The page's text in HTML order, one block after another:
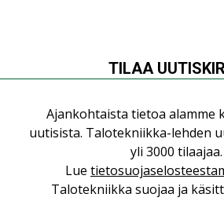
saman katon alle”
AJANKOHTAISTA
Sähköistyminen kasvaa
”Tulevat kilpailuedut
erilliset teknologiat
AJANKOHTAISTA,TILAAJILLE
Puutteellinen eristys lisää
TILAA
Ajankohtaista tietoa alamme
uutisista. Talotekniikka-lehden
yli 3000 tilaajaa.
Lue
Talotekniikka suojaa ja